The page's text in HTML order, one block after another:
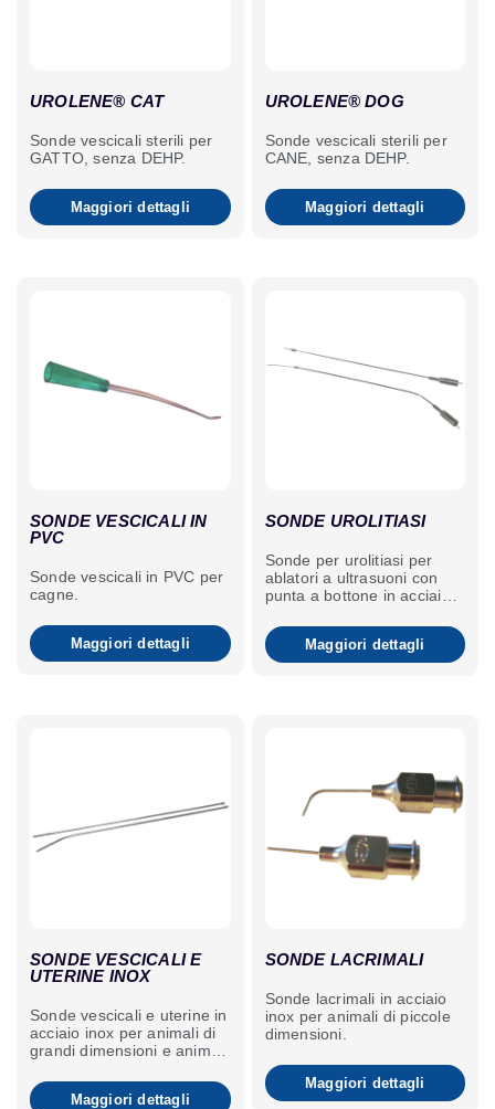
UROLENE® CAT
Sonde vescicali sterili per
GATTO, senza DEHP.
Maggiori dettagli
UROLENE® DOG
Sonde vescicali sterili per
CANE, senza DEHP.
Maggiori dettagli
SONDE VESCICALI IN
PVC
Sonde vescicali in PVC per
cagne.
Maggiori dettagli
SONDE UROLITIASI
Sonde per urolitiasi per
ablatori a ultrasuoni con
punta a bottone in acciaio
Maggiori dettagli
SONDE VESCICALI E
UTERINE INOX
Sonde vescicali e uterine in
acciaio inox per animali di
grandi dimensioni e animali
Maggiori dettagli
SONDE LACRIMALI
Sonde lacrimali in acciaio
inox per animali di piccole
dimensioni.
Maggiori dettagli